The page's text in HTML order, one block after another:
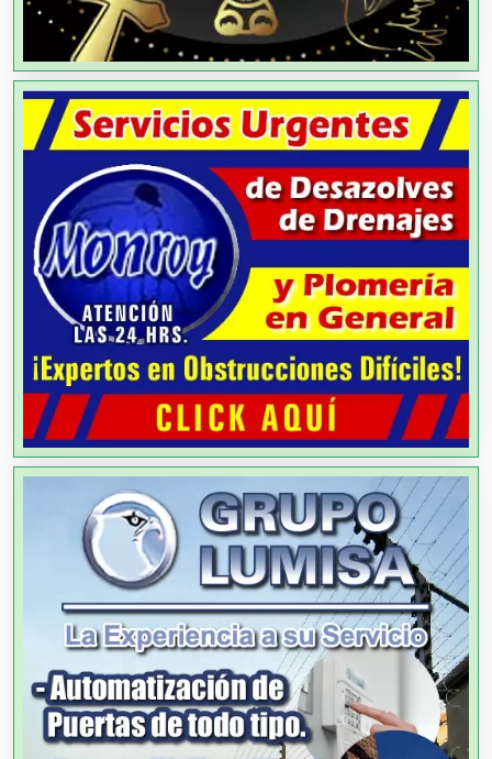
Análisis de Aguas
Animadores de Eventos
Aparatos y Equipos Eléctricos
Arquitectos
Artes Gráficas
Artesanías
Artículos de Oficina
Artículos de Piel
Artículos Deportivos
Artículos Importados